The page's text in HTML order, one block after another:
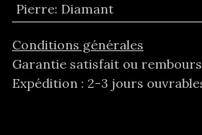
Pierre: Diamant
Conditions générales
Garantie satisfait ou
Expédition : 2-3 jours